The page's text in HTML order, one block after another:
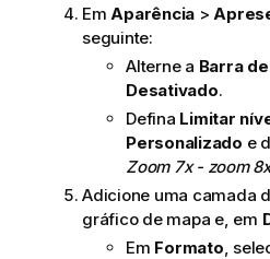
EmAparência >
seguinte:
Alterne a Barra
Desativado.
Defina Limitar
Personalizado e
Zoom 7x - zoom 8x
Adicione uma camada
gráfico de mapa e, em
Em Formato,